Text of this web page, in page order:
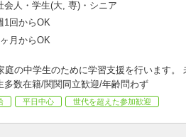
会人・学生(大, 専)・シニア
1回からOK
月からOK
の中学生のために学習支援を行います。
数在籍/関関同立歓迎/年齢問わず
平日中心 世代を超えた参加歓迎